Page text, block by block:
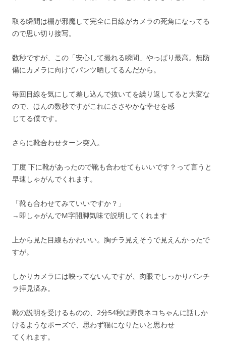
取る瞬間は棚が邪魔して完全に目線がカメラの死角になってる
ので思い切り接写。
数秒ですが、この「安心して撮れる瞬間」やっぱり最高。無防
備にカメラに向けてパンツ晒してるんだから。
毎回目線を気にして差し込んで抜いてを繰り返してると大変な
ので、ほんの数秒ですがこれにささやかな幸せを感
じてる僕です。
さらに靴合わせターン突入。
丁度 下に靴があったので靴も合わせてもいいです？って言うと
早速しゃがんでくれます。
「靴も合わせてみていいですか？」
→即しゃがんでM字開脚気味で説明してくれます
上から見た目線もかわいい。胸チラ見えそうで見えんかったで
すが。
しかりカメラには映ってないんですが、肉眼でしっかりパンチ
ラ拝見済み。
靴の説明を受けるものの、2分54秒は野良ネコちゃんに話しか
けるようなポーズで、思わず猫になりたいと思わせ
てくれます。